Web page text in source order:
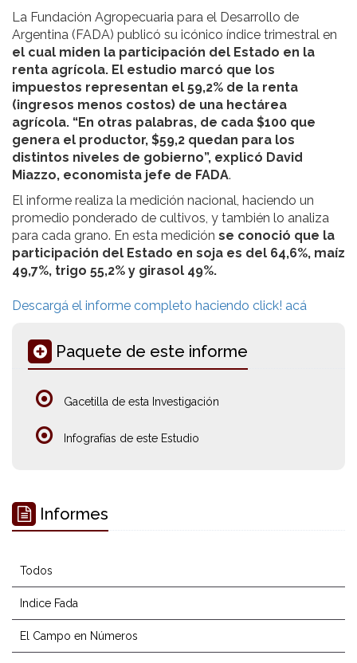
La Fundación Agropecuaria para el Desarrollo de
Argentina (FADA) publicó su icónico índice trimestral en
el cual miden la participación del Estado en la
renta agrícola. El estudio marcó que los
impuestos representan el 59,2% de la renta
(ingresos menos costos) de una hectárea
agrícola. “En otras palabras, de cada $100 que
genera el productor, $59,2 quedan para los
distintos niveles de gobierno”, explicó David
Miazzo, economista jefe de FADA.
El informe realiza la medición nacional, haciendo un
promedio ponderado de cultivos, y también lo analiza
para cada grano. En esta medición se conoció que la
participación del Estado en soja es del 64,6%, maíz
49,7%, trigo 55,2% y girasol 49%.
Descargá el informe completo haciendo click! acá
Paquete de este informe
Gacetilla de esta Investigación
Infografías de este Estudio
Informes
Todos
Indice Fada
El Campo en Números